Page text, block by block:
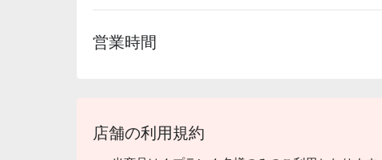
営業時間
店舗の利用規約